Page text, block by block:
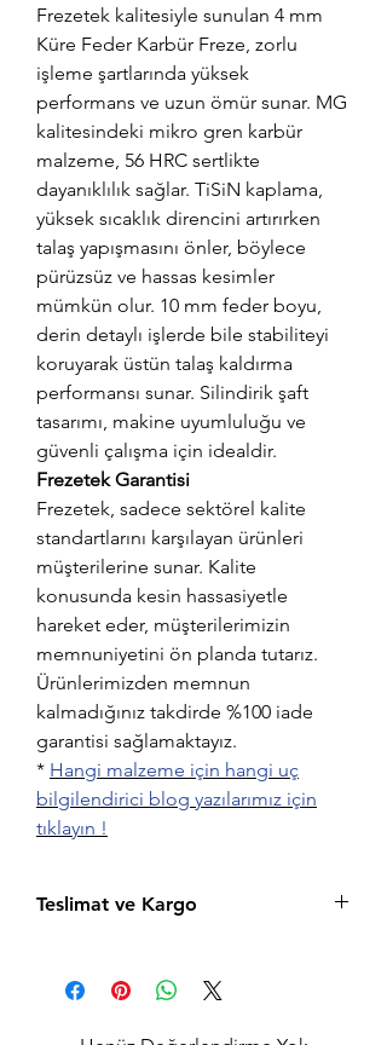
Frezetek kalitesiyle sunulan 4 mm
Küre Feder Karbür Freze, zorlu
işleme şartlarında yüksek
performans ve uzun ömür sunar. MG
kalitesindeki mikro gren karbür
malzeme, 56 HRC sertlikte
dayanıklılık sağlar. TiSiN kaplama,
yüksek sıcaklık direncini artırırken
talaş yapışmasını önler, böylece
pürüzsüz ve hassas kesimler
mümkün olur. 10 mm feder boyu,
derin detaylı işlerde bile stabiliteyi
koruyarak üstün talaş kaldırma
performansı sunar. Silindirik şaft
tasarımı, makine uyumluluğu ve
güvenli çalışma için idealdir.
Frezetek Garantisi
Frezetek, sadece sektörel kalite
standartlarını karşılayan ürünleri
müşterilerine sunar. Kalite
konusunda kesin hassasiyetle
hareket eder, müşterilerimizin
memnuniyetini ön planda tutarız.
Ürünlerimizden memnun
kalmadığınız takdirde %100 iade
garantisi sağlamaktayız.
* Hangi malzeme için hangi uç
bilgilendirici blog yazılarımız için
tıklayın !
Teslimat ve Kargo
siparişler aynı gün içerisinde kargolanır.
Acil siparişlerinizde, İstanbul Avrupa